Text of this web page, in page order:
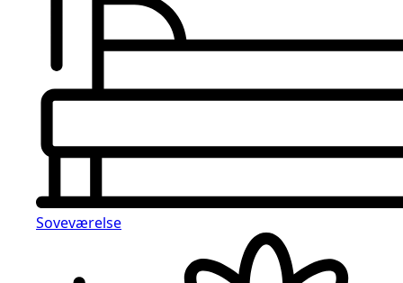
Soveværelse